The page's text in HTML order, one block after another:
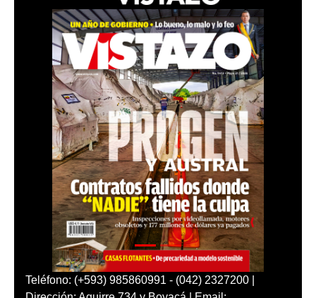
Teléfono: (+593) 985860991 - (042) 2327200 |